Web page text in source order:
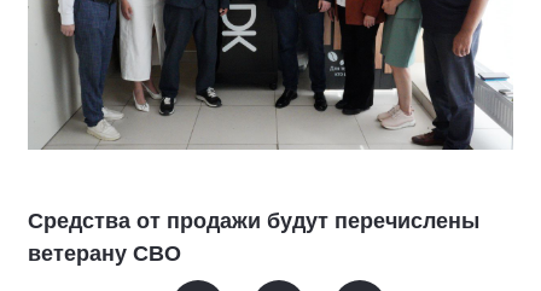
Средства от продажи будут перечислены
ветерану СВО